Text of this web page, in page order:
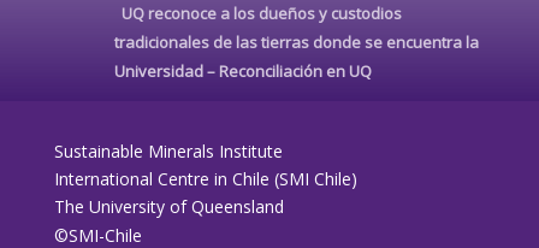
UQ reconoce a los dueños y custodios
tradicionales de las tierras donde se encuentra la
Universidad – Reconciliación en UQ
Sustainable Minerals Institute
International Centre in Chile (SMI Chile)
The University of Queensland
©SMI-Chile